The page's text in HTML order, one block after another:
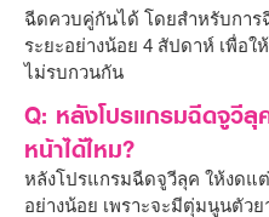
ฉีดควบคู่กันได้ โดยสำหรับการ
ระยะอย่างน้อย 4 สัปดาห์ เพื่อ
ไม่รบกวนกัน
Q: หลังโปรแกรมฉีดจูวี
หน้าได้ไหม?
หลังโปรแกรมฉีดจูวีลุค ให้งดแ
อย่างน้อย เพราะจะมีตุ่มนูนตัวย